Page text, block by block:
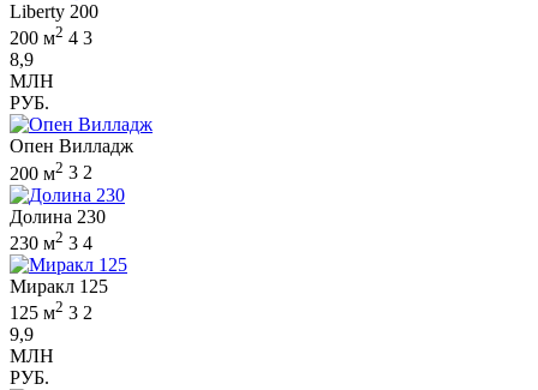
Liberty 200
200 м2 4 3
8,9
МЛН
РУБ.
Опен Вилладж
200 м2 3 2
Долина 230
230 м2 3 4
Миракл 125
125 м2 3 2
9,9
МЛН
РУБ.